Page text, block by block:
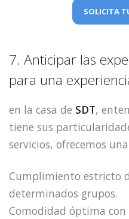
SOLICITA
7. Anticipar las
para una
en la casa de SDT,
tiene sus
servicios, ofrecemos
Cumplimiento estricto
determinados grupos.
Comodidad óptima con